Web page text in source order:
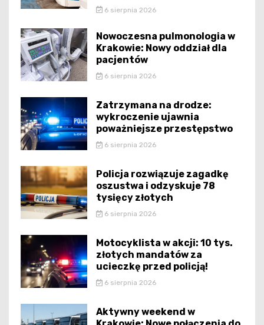
6 sierpnia 2026
Nowoczesna pulmonologia w
Krakowie: Nowy oddział dla
pacjentów
6 sierpnia 2026
Zatrzymana na drodze:
wykroczenie ujawnia
poważniejsze przestępstwo
6 sierpnia 2026
Policja rozwiązuje zagadkę
oszustwa i odzyskuje 78
tysięcy złotych
6 sierpnia 2026
Motocyklista w akcji: 10 tys.
złotych mandatów za
ucieczkę przed policją!
6 sierpnia 2026
Aktywny weekend w